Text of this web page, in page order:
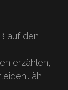
auf den
erzählen,
äh,